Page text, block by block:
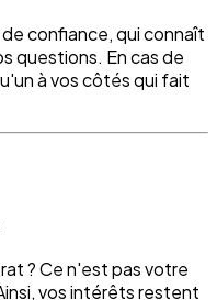
confiance, qui connaît
questions. En cas de
à vos côtés qui fait
? Ce n'est pas votre
vos intérêts restent